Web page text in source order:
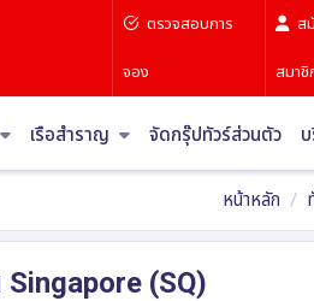
ตรวจสอบการ
จอง
ส
สมาชิ
เรือสำราญ จัดกรุ๊ปทัวร์ส่วนตัว
หน้าหลัก
(SQ)